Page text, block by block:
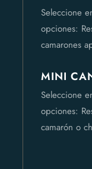
Seleccione
opciones:
camarones
MINI
Seleccione
opciones:
camarón o